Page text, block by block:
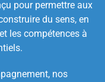
pour permettre aux
du sens, en
les compétences à
nos